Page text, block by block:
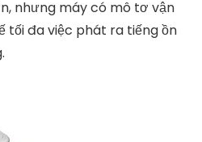
nhưng máy có mô tơ vận
tối đa việc phát ra tiếng ồn